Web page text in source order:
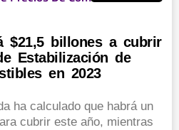
$21,5 billones a cubrir
Estabilización de
en 2023
ha calculado que habrá un
cubrir este año, mientras